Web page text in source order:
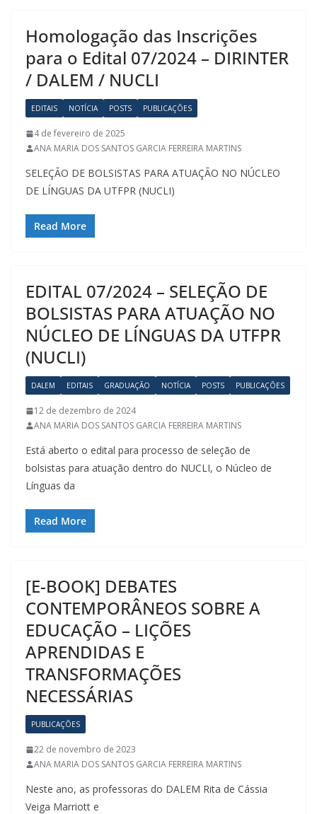
Homologação das Inscrições
para o Edital 07/2024 – DIRINTER
/ DALEM / NUCLI
EDITAIS NOTÍCIA POSTS PUBLICAÇÕES
4 de fevereiro de 2025
ANA MARIA DOS SANTOS GARCIA FERREIRA MARTINS
SELEÇÃO DE BOLSISTAS PARA ATUAÇÃO NO NÚCLEO
DE LÍNGUAS DA UTFPR (NUCLI)
Read More
EDITAL 07/2024 – SELEÇÃO DE
BOLSISTAS PARA ATUAÇÃO NO
NÚCLEO DE LÍNGUAS DA UTFPR
(NUCLI)
DALEM EDITAIS GRADUAÇÃO NOTÍCIA POSTS PUBLICAÇÕES
12 de dezembro de 2024
ANA MARIA DOS SANTOS GARCIA FERREIRA MARTINS
Está aberto o edital para processo de seleção de
bolsistas para atuação dentro do NUCLI, o Núcleo de
Línguas da
Read More
[E-BOOK] DEBATES
CONTEMPORÂNEOS SOBRE A
EDUCAÇÃO – LIÇÕES
APRENDIDAS E
TRANSFORMAÇÕES
NECESSÁRIAS
PUBLICAÇÕES
22 de novembro de 2023
ANA MARIA DOS SANTOS GARCIA FERREIRA MARTINS
Neste ano, as professoras do DALEM Rita de Cássia
Veiga Marriott e